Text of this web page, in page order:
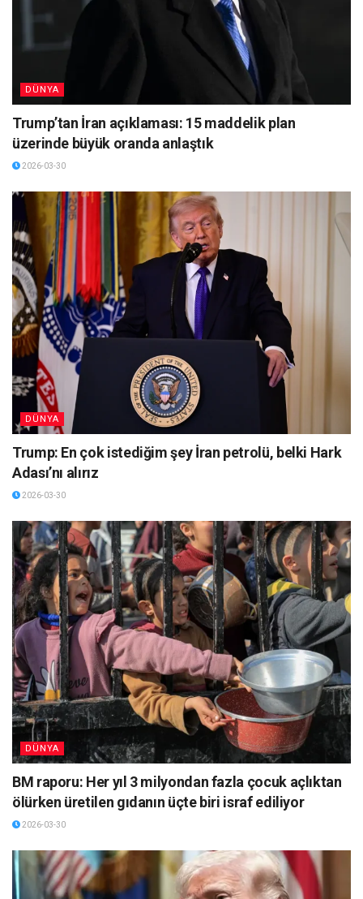
DÜNYA
Trump’tan İran açıklaması: 15 maddelik plan
üzerinde büyük oranda anlaştık
2026-03-30
DÜNYA
Trump: En çok istediğim şey İran petrolü, belki Hark
Adası’nı alırız
2026-03-30
DÜNYA
BM raporu: Her yıl 3 milyondan fazla çocuk açlıktan
ölürken üretilen gıdanın üçte biri israf ediliyor
2026-03-30